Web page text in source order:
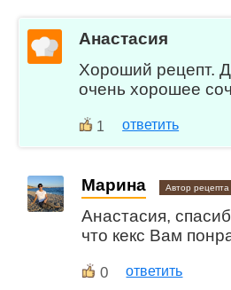
Анастасия
Хороший рецепт.
очень хорошее
1 ответить
Марина Автор рецепта
Анастасия,
что кекс Вам
0 ответить